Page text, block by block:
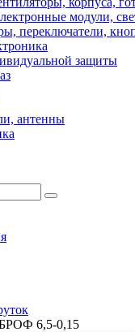
модули,
переключатели,
защиты
антенны
6,5-0,15